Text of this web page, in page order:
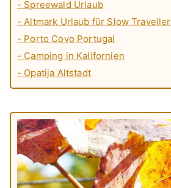
- Spreewald Urlaub
- Altmark Urlaub für Slow Traveller
- Porto Covo Portugal
- Camping in Kalifornien
- Opatija Altstadt